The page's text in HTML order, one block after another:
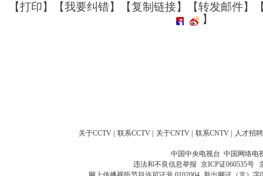
【打印】【我要纠错】【复制链接】【转发邮件】
】
关于CCTV | 联系CCTV | 关于CNTV | 联系CNTV | 人才招聘
中国中央电视台 中国网络电
违法和不良信息举报 京ICP证060535号